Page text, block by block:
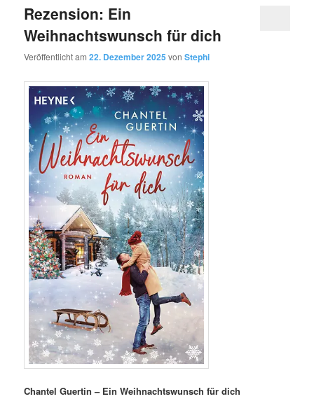
Rezension: Ein
Weihnachtswunsch für dich
Veröffentlicht am22. Dezember 2025 vonStephi
Chantel Guertin – Ein Weihnachtswunsch für dich